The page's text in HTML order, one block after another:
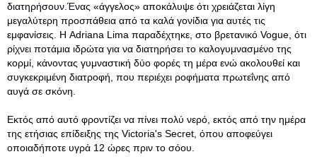
διατηρήσουν.Ένας «άγγελος» αποκάλυψε ότι χρειάζεται λίγη
μεγαλύτερη προσπάθεια από τα καλά γονίδια για αυτές τις
εμφανίσεις. Η Adriana Lima παραδέχτηκε, στο βρετανικό Vogue, ότι
ρίχνει ποτάμια ιδρώτα για να διατηρήσει το καλογυμνασμένο της
κορμί, κάνοντας γυμναστική δύο φορές τη μέρα ενώ ακολουθεί και
συγκεκριμένη διατροφή, που περιέχει ροφήματα πρωτεΐνης από
αυγά σε σκόνη.
Εκτός από αυτό φροντίζει να πίνει πολύ νερό, εκτός από την ημέρα
της ετήσιας επίδειξης της Victoria's Secret, όπου αποφεύγει
οποιαδήποτε υγρά 12 ώρες πριν το σόου.